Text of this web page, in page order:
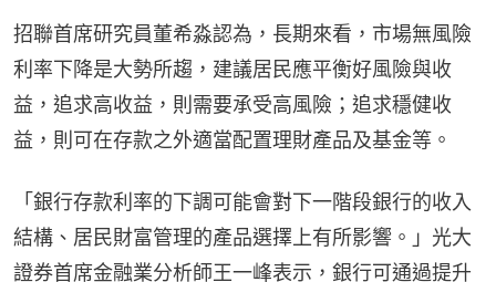
招聯首席研究員董希淼認為，長期來看，市場無風險
利率下降是大勢所趨，建議居民應平衡好風險與收
益，追求高收益，則需要承受高風險；追求穩健收
益，則可在存款之外適當配置理財產品及基金等。
「銀行存款利率的下調可能會對下一階段銀行的收入
結構、居民財富管理的產品選擇上有所影響。」光大
證券首席金融業分析師王一峰表示，銀行可通過提升